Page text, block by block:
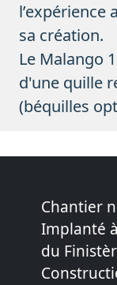
l’expérience
sa création.
Le Malango
d'une quille
(béquilles
Chantier
Implanté
du